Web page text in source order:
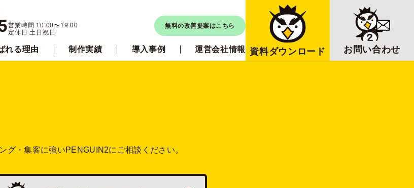
営業時間 10:00〜19:00
定休日 土日祝日
無料の改善提案はこちら
れる理由 制作実績 導入事例 運営会社情報 資料ダウンロード お問い合わせ
グ・集客に強いPENGUIN2にご相談ください。